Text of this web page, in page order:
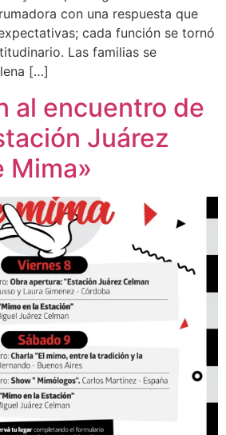
con una respuesta que
cada función se tornó
Las familias se
[…]
al encuentro de
Juárez
Mima»